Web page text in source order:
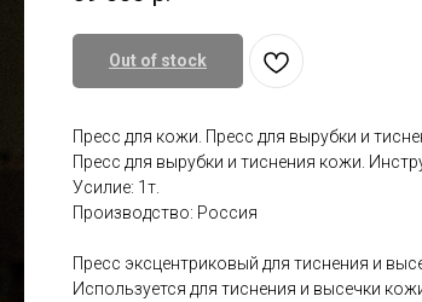
Out of stock
Пресс для кожи. Пресс для вырубки и
Пресс для вырубки и тиснения кожи.
Усилие: 1т.
Производство: Россия
Пресс эксцентриковый для тиснения и
Используется для тиснения и высечки